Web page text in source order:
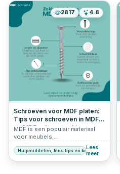
2817 4.8
Schroeven voor MDF platen:
Tips voor schroeven in MDF
en MDF schroeven kiezen
MDF is een populair materiaal
voor meubels,
interieurafwerking en doe-het-
zelfprojecten. Het is veelzijdig
en relatief eenvoudig te
Hulpmiddelen, klus tips en keuzehulp
Lees
meer